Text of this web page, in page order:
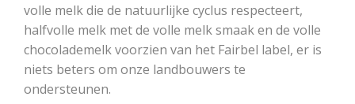
volle melk die de natuurlijke cyclus respecteert,
halfvolle melk met de volle melk smaak en de volle
chocolademelk voorzien van het Fairbel label, er is
niets beters om onze landbouwers te
ondersteunen.